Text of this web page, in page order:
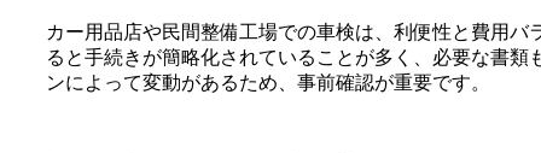
カー用品店や民間整備工場での車検は、利便性と費用
ると手続きが簡略化されていることが多く、必要な書
ンによって変動があるため、事前確認が重要です。